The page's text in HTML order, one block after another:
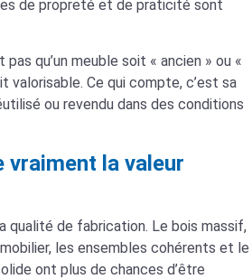
de propreté et de praticité sont
qu’un meuble soit « ancien » ou «
valorisable. Ce qui compte, c’est sa
ou revendu dans des conditions
vraiment la valeur
qualité de fabrication. Le bois massif,
les ensembles cohérents et le
ont plus de chances d’être